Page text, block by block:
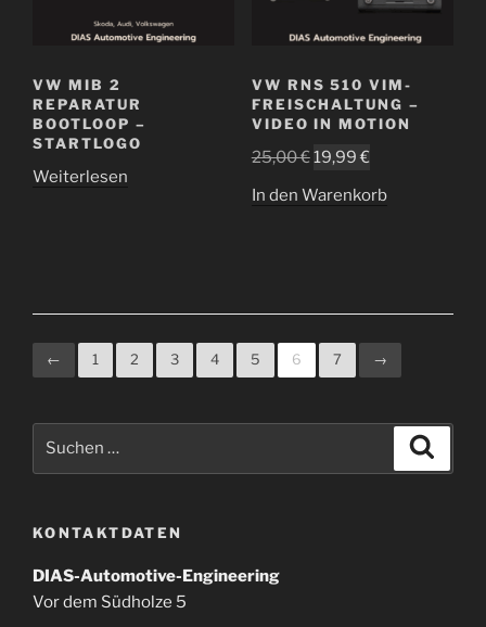
VW MIB 2
REPARATUR
BOOTLOOP –
STARTLOGO
Weiterlesen
VW RNS 510 VIM-
FREISCHALTUNG –
VIDEO IN MOTION
25,00€Ursprünglicher
war:
19,99 €Aktueller
ist:
In den Warenkorb
← 1 2 3 4 5 6 7 →
KONTAKTDATEN
DIAS-Automotive-Engineering
Vor dem Südholze 5